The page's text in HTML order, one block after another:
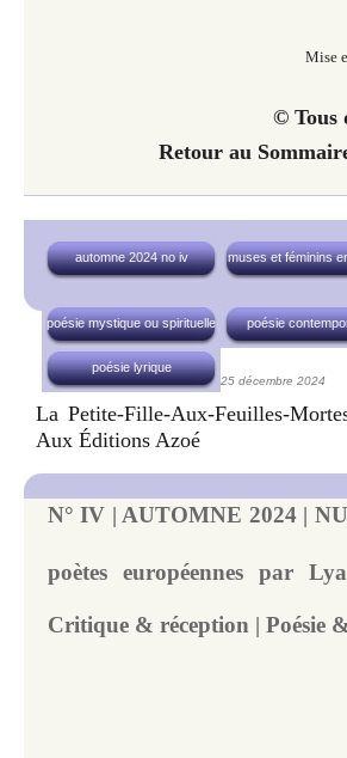
Mise
© Tous
Retour au
automne 2024 no iv
muses et féminins
poésie mystique ou spirituelle poésie
poésie lyrique
25 décembre 2024
La Petite-Fille-Aux-Feuilles-
Aux Éditions Azoé
N° IV | AUTOMNE 2024 |
poètes européennes par
Critique & réception | Poésie